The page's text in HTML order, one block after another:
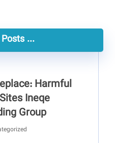
...
Harmful
Ineqe
Group